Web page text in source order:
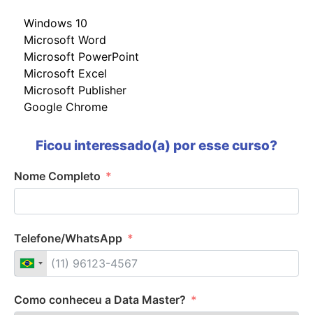
Windows 10
Microsoft Word
Microsoft PowerPoint
Microsoft Excel
Microsoft Publisher
Google Chrome
Ficou interessado(a) por esse curso?
Nome Completo
Telefone/WhatsApp
Como conheceu a Data Master?